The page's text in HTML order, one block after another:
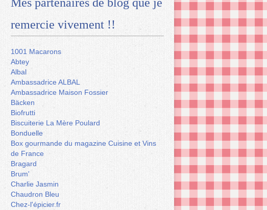
remercie vivement !!
1001 Macarons
Abtey
Albal
Ambassadrice ALBAL
Ambassadrice Maison Fossier
Bäcken
Biofrutti
Biscuiterie La Mère Poulard
Bonduelle
Box gourmande du magazine Cuisine et Vins
de France
Bragard
Brum'
Charlie Jasmin
Chaudron Bleu
Chez-l'épicier.fr